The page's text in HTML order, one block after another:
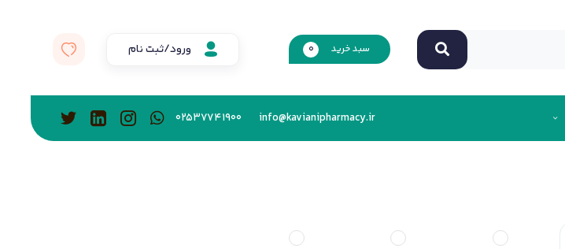
سبد خرید 0 ورود/ثبت نام
info@kavianipharmacy.ir
02537741900